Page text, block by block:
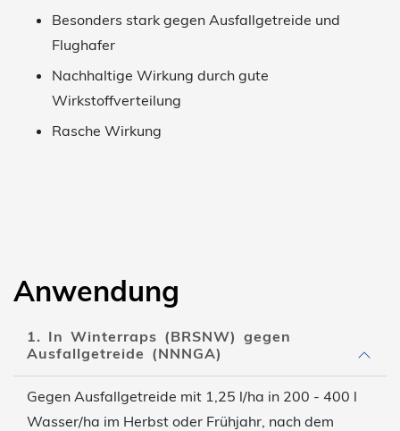
Besonders stark gegen Ausfallgetreide und
Flughafer
Nachhaltige Wirkung durch gute
Wirkstoffverteilung
Rasche Wirkung
Anwendung
1. In Winterraps (BRSNW) gegen
Ausfallgetreide (NNNGA)
Gegen Ausfallgetreide mit 1,25 l/ha in 200 - 400 l
Wasser/ha im Herbst oder Frühjahr, nach dem